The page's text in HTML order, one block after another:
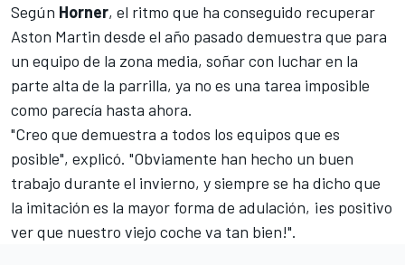
Según Horner, el ritmo que ha conseguido recuperar
Aston Martin desde el año pasado demuestra que para
un equipo de la zona media, soñar con luchar en la
parte alta de la parrilla, ya no es una tarea imposible
como parecía hasta ahora.
"Creo que demuestra a todos los equipos que es
posible", explicó. "Obviamente han hecho un buen
trabajo durante el invierno, y siempre se ha dicho que
la imitación es la mayor forma de adulación, ¡es positivo
ver que nuestro viejo coche va tan bien!".